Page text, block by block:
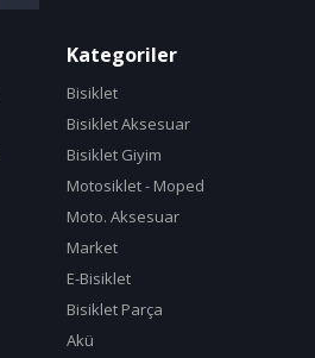
Kategoriler
Bisiklet
Bisiklet Aksesuar
Bisiklet Giyim
Motosiklet - Moped
Moto. Aksesuar
Market
E-Bisiklet
Bisiklet Parça
Akü